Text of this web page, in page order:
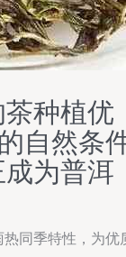
种植优
自然条
为普洱
热同季特性，为优